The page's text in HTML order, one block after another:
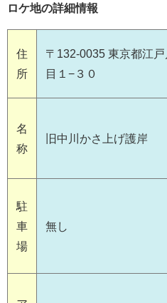
ロケ地の詳細情報
住
所
〒132-0035 東京都江
目１−３０
名
称
旧中川かさ上げ護岸
駐
車
場
無し